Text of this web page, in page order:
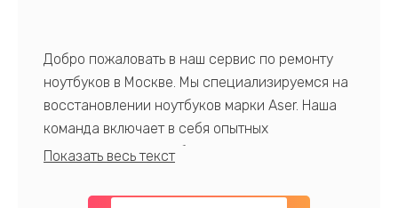
Добро пожаловать в наш сервис по ремонту
ноутбуков в Москве. Мы специализируемся на
восстановлении ноутбуков марки Aser. Наша
команда включает в себя опытных
профессионалов с обширными знаниями и
предлагаем быстрый и качественный ремонт с